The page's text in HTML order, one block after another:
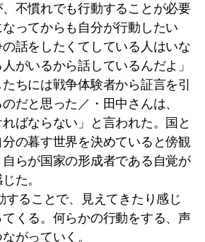
不慣れでも行動することが必要
ってからも自分が行動したい
話をしたくてしている人はいな
がいるから話しているんだよ」
ちには戦争体験者から証言を引
だと思った／・田中さんは、
ればならない」と言われた。国と
の暮す世界を決めていると傍観
らが国家の形成者である自覚が
た。
ことで、見えてきたり感じ
くる。何らかの行動をする、声
がっていく。